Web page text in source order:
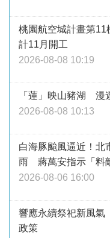
桃園航空城計畫第
計11月開工
2026-08-08 10:19
「蓮」映山豬湖 漫
2026-08-08 10:13
白海豚颱風逼近！北
雨 蔣萬安指示「料
2026-08-06 16:00
響應永續祭祀新風氣
政策